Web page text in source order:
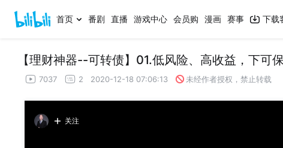
首页 番剧 直播 游戏中心 会员购 漫画 赛事 下载
【理财神器--可转债】01.低风险、高收益，下可
7037 2 2020-12-18 07:06:13 未经作者授权，禁止转载
关注